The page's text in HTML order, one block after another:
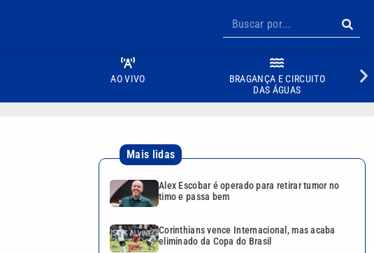
AO VIVO
BRAGANÇA E CIRCUITO
DAS ÁGUAS
Mais lidas
Alex Escobar é operado para retirar tumor no
timo e passa bem
Corinthians vence Internacional, mas acaba
eliminado da Copa do Brasil